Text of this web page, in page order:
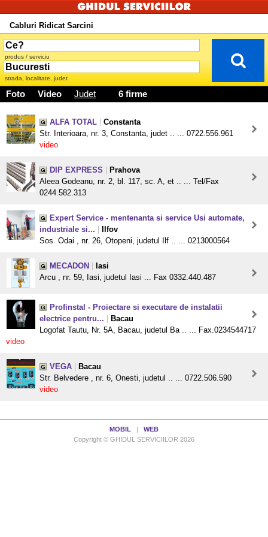
Cabluri Ridicat Sarcini
produs / serviciu
strada, localitate, judet
Foto Video Judet 6 firme
ALFA TOTAL
Constanta
Str. Interioara, nr. 3, Constanta, judet .. ... 0722.556.961
video
DIP EXPRESS
Prahova
Aleea Godeanu, nr. 2, bl. 117, sc. A, et .. ... Tel/Fax
0244.582.313
Expert Service - mentenanta si service Usi automate,
industriale si...
Ilfov
Sos. Odai , nr. 26, Otopeni, judetul Ilf .. ... 0213000564
MECADON
Iasi
Arcu , nr. 59, Iasi, judetul Iasi ... Fax 0332.440.487
Profinstal - Proiectare si executare de instalatii
electrice pentru...
Bacau
Logofat Tautu, Nr. 5A, Bacau, judetul Ba .. ... Fax.0234544717
video
VEGA
Bacau
Str. Belvedere , nr. 6, Onesti, judetul .. ... 0722.506.590
video
MOBIL
WEB
Copyright © GHIDUL SERVICIILOR 2026